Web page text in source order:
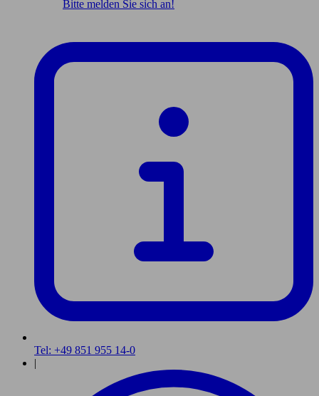
Bitte melden Sie sich an!
Tel: +49 851 955 14-0
|